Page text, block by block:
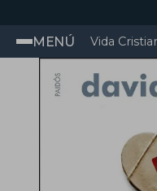
MENÚ Vida